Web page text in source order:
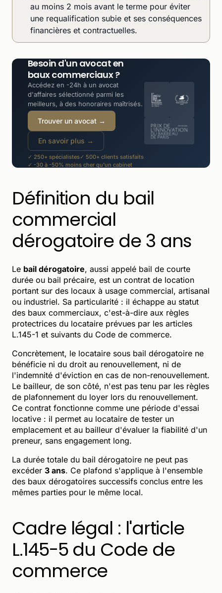
au moins 2 mois avant le terme pour éviter
une requalification subie et ses conséquences
financières et contractuelles.
Besoin d'un avocat en
baux commerciaux ?
Accédez en -24h à un avocat
d'affaires sélectionné parmi les
meilleurs, à des honoraires maîtrisés.
Trouver un avocat →
En savoir plus →
✓ 250+ spécialistes✓ 500+ clients satisfaits
✓ -30 à -50% moins cher qu'un cabinet
Définition du bail
commercial
dérogatoire de 3 ans
Le bail dérogatoire, aussi appelé bail de courte
durée ou bail précaire, est un contrat de location
portant sur des locaux à usage commercial, artisanal
ou industriel. Sa particularité : il échappe au statut
des baux commerciaux, c'est-à-dire aux règles
protectrices du locataire prévues par les articles
L.145-1 et suivants du Code de commerce.
Concrètement, le locataire sous bail dérogatoire ne
bénéficie ni du droit au renouvellement, ni de
l'indemnité d'éviction en cas de non-renouvellement.
Le bailleur, de son côté, n'est pas tenu par les règles
de plafonnement du loyer lors du renouvellement.
Ce contrat fonctionne comme une période d'essai
locative : il permet au locataire de tester un
emplacement et au bailleur d'évaluer la fiabilité d'un
preneur, sans engagement long.
La durée totale du bail dérogatoire ne peut pas
excéder 3 ans. Ce plafond s'applique à l'ensemble
des baux dérogatoires successifs conclus entre les
mêmes parties pour le même local.
Cadre légal : l'article
L.145-5 du Code de
commerce